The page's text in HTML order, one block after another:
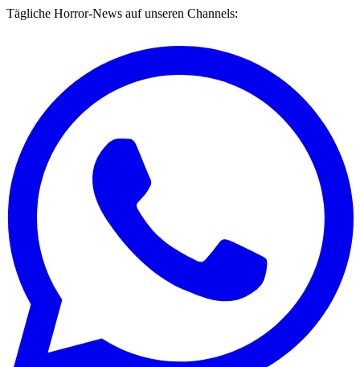
Tägliche Horror-News auf unseren Channels: